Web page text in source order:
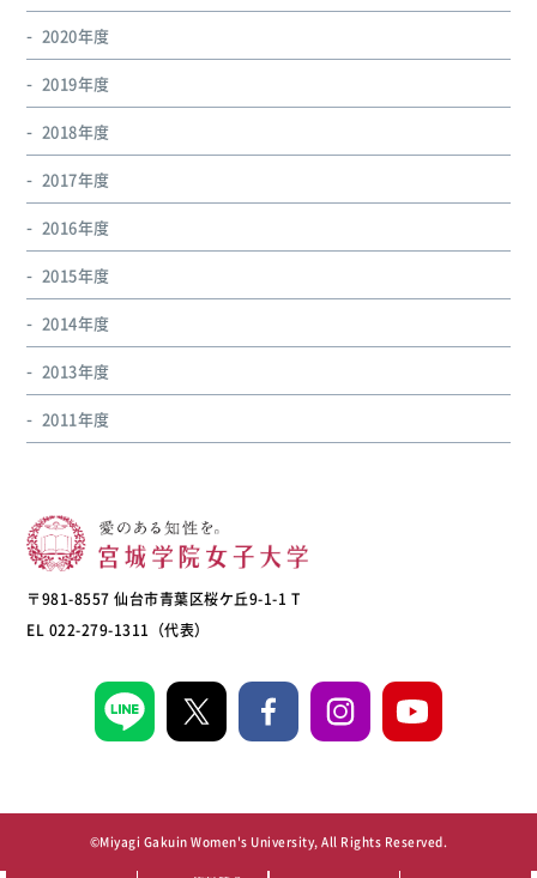
2020年度
2019年度
2018年度
2017年度
2016年度
2015年度
2014年度
2013年度
2011年度
〒981-8557 仙台市青葉区桜ケ丘9-1-1 T
EL 022-279-1311（代表）
©Miyagi Gakuin Women's University, All Rights Reserved.